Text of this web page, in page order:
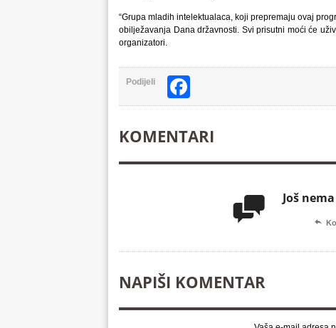
“Grupa mladih intelektualaca, koji prepremaju ovaj
obilježavanja Dana državnosti. Svi prisutni moći će
organizatori.
Podijeli
KOMENTARI
 Još

NAPIŠI KOMENTAR